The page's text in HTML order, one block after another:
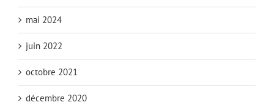
mai 2024
juin 2022
octobre 2021
décembre 2020